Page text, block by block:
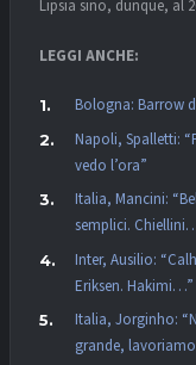
Lipsia sino, dunque, al
LEGGI ANCHE:
Bologna: Barrow
Napoli, Spalletti:
vedo l’ora”
Italia, Mancini:
semplici.
Inter, Ausilio:
Eriksen. Hakimi…”
Italia, Jorginho:
grande,